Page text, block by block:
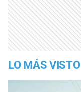
LO MÁS VISTO